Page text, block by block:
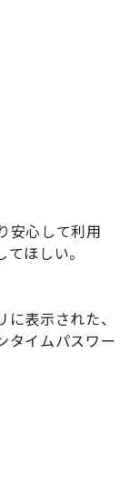
安心して利用
ほしい。
表示された、
タイムパスワー